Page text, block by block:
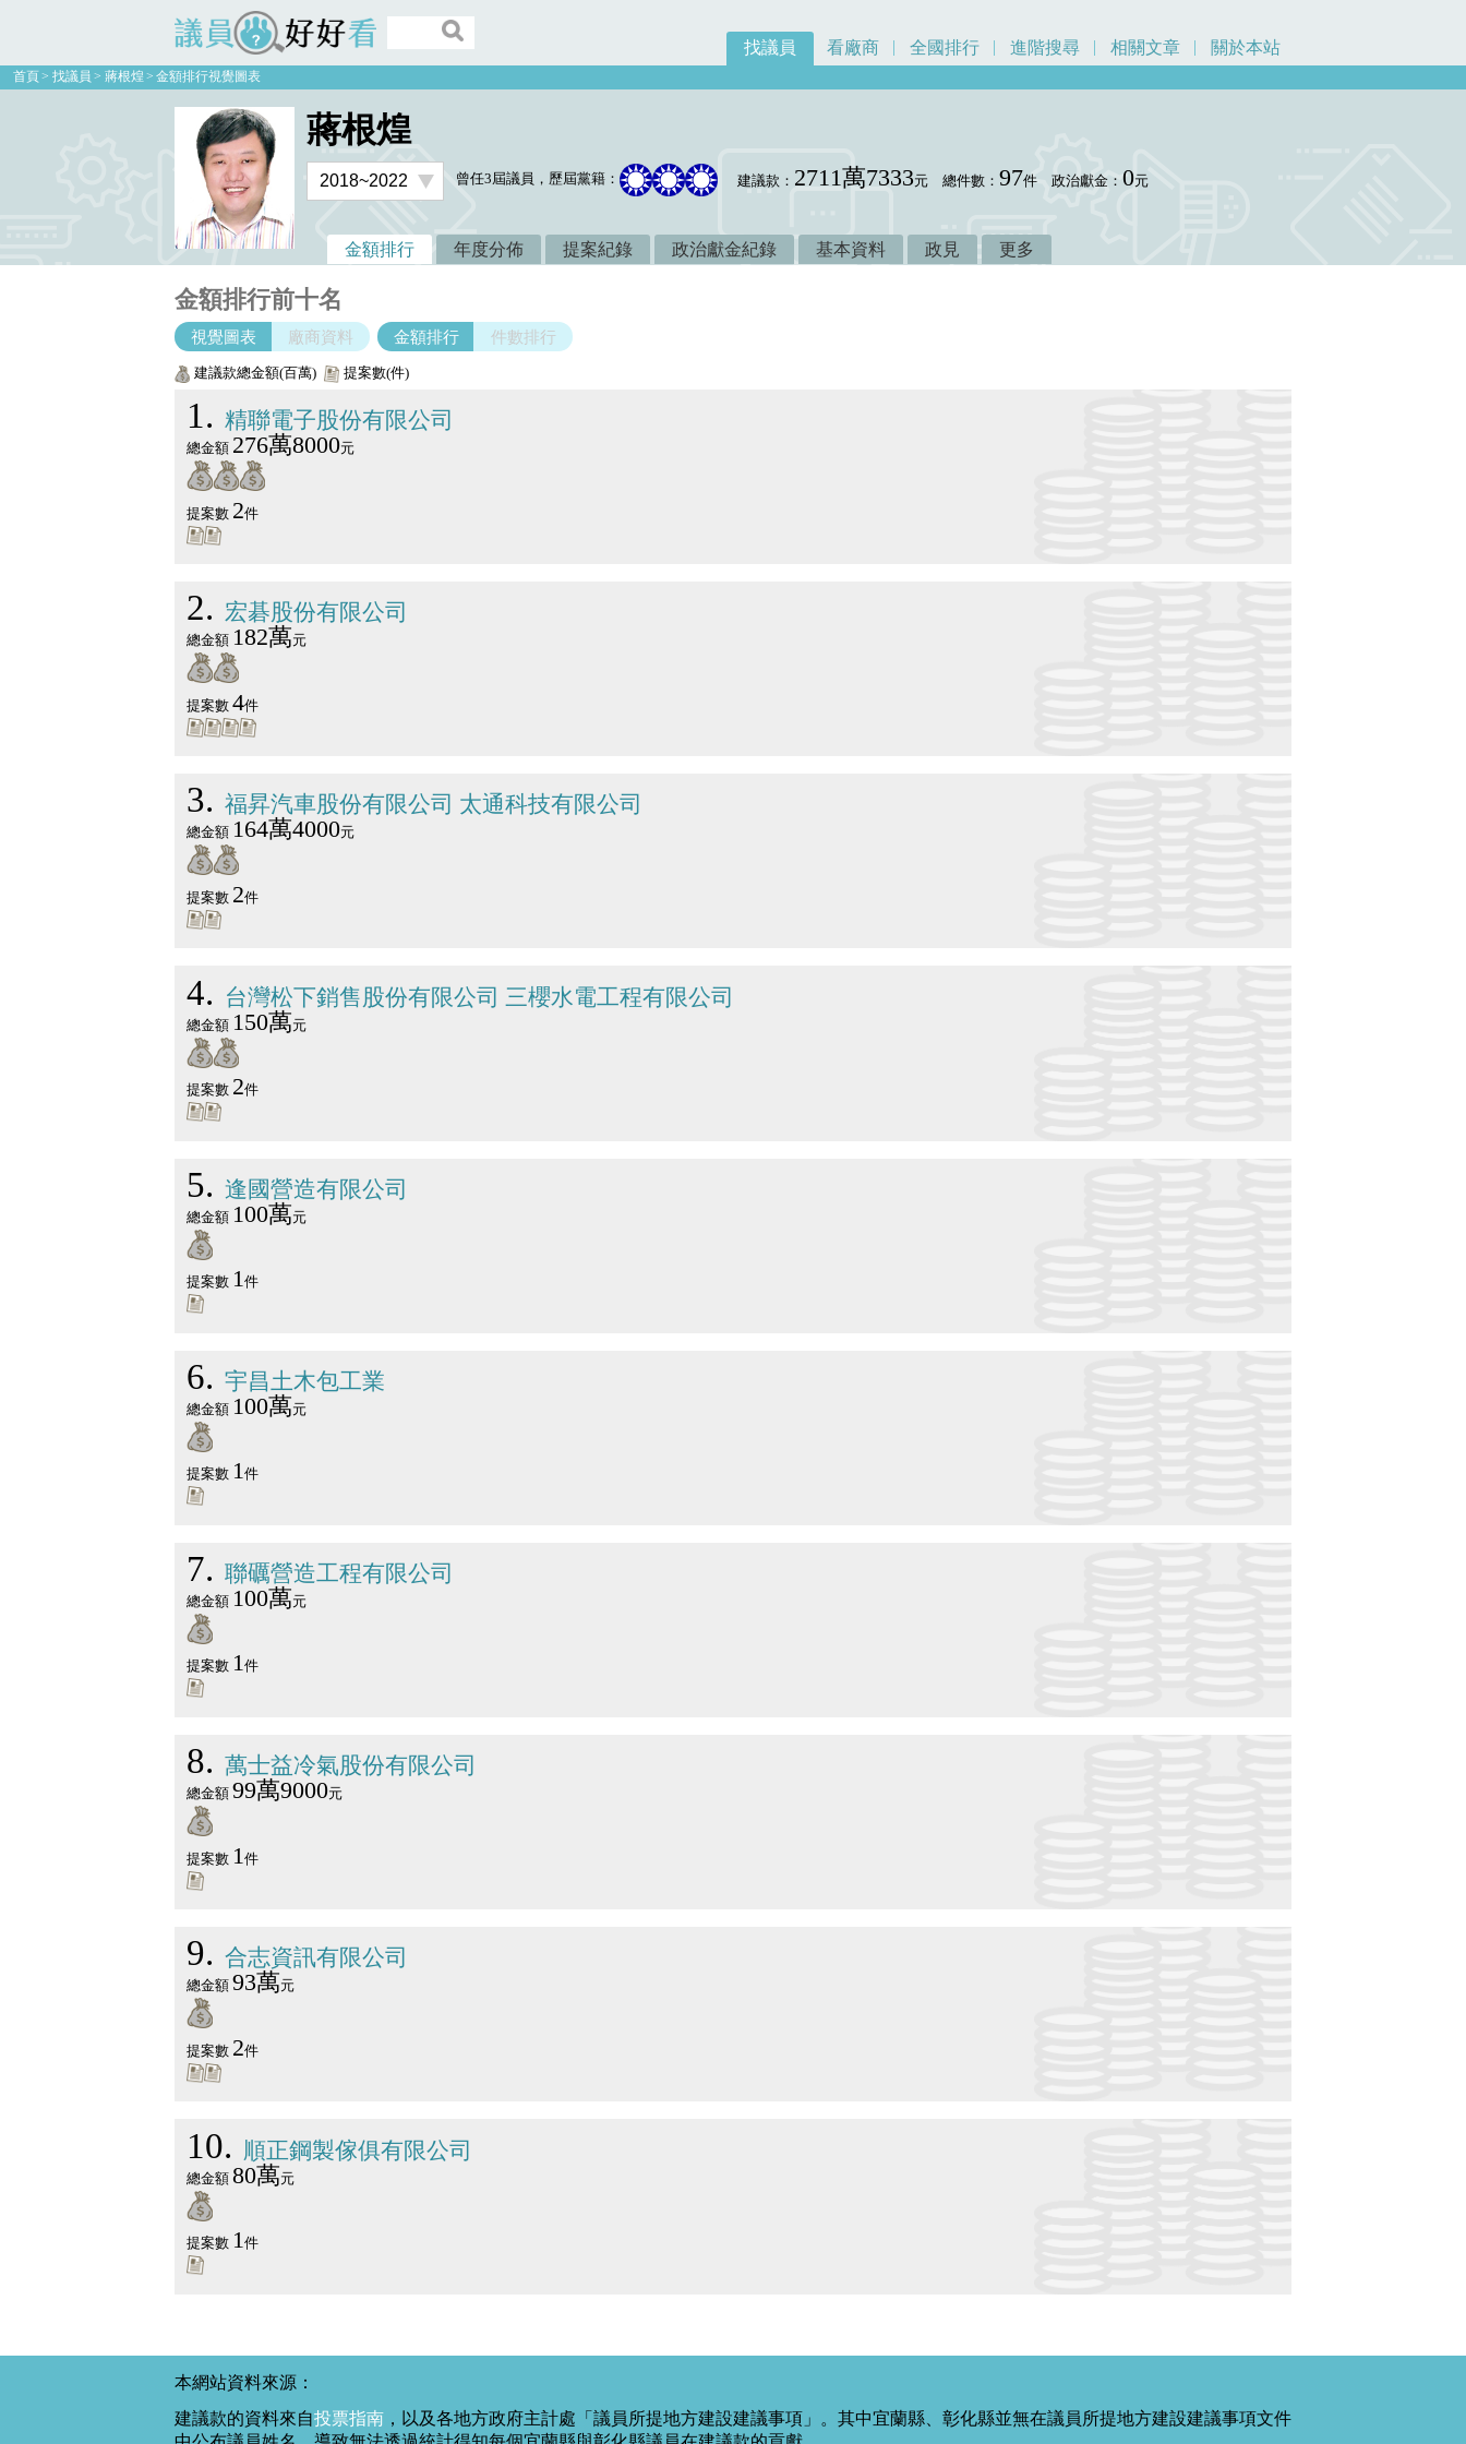
議員好好看
找議員 看廠商 全國排行 進階搜尋 相關文章 關於本站
首頁 找議員 蔣根煌 金額排行視覺圖表
蔣根煌
曾任3屆議員，歷屆黨籍： 建議款： 2711萬7333元 總件數：97件 政治獻金：0元
金額排行 年度分佈 提案紀錄 政治獻金紀錄 基本資料 政見 更多
金額排行前十名
視覺圖表 廠商資料 金額排行 件數排行
建議款總金額(百萬) 提案數(件)
1 精聯電子股份有限公司
總金額 276萬8000元
提案數 2件
2 宏碁股份有限公司
總金額 182萬元
提案數4件
3 福昇汽車股份有限公司 太通科技有限公司
總金額 164萬4000元
提案數 2件
4 台灣松下銷售股份有限公司 三櫻水電工程有限公司
總金額 150萬元
提案數 2件
5 逢國營造有限公司
總金額 100萬元
提案數 1件
6 宇昌土木包工業
總金額 100萬元
提案數 1件
7 聯礪營造工程有限公司
總金額 100萬元
提案數 1件
8 萬士益冷氣股份有限公司
總金額99萬9000元
提案數 1件
9 合志資訊有限公司
總金額93萬元
提案數 2件
10 順正鋼製傢俱有限公司
總金額80萬元
提案數 1件
本網站資料來源：
建議款的資料來自投票指南 ，以及各地方政府主計處「議員所提地方建設建議事項」。其中宜蘭縣、彰化縣並無在議員所提地方建設建議事項文件